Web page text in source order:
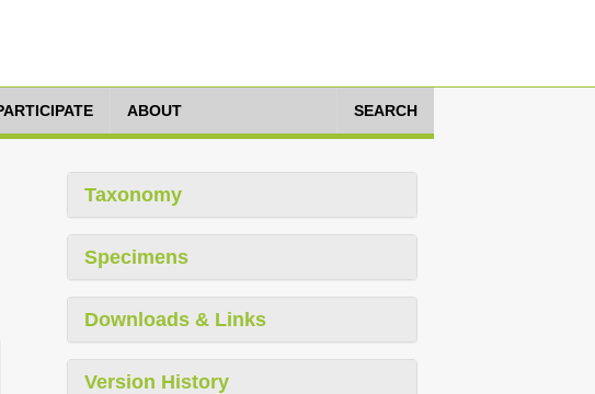
ABOUT SEARCH
Taxonomy
Specimens
Downloads & Links
Version History